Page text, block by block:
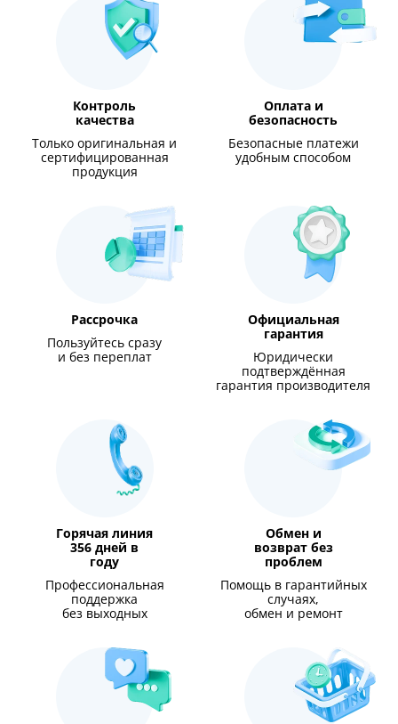
Контроль
качества
Только оригинальная и
сертифицированная
продукция
Оплата и
безопасность
Безопасные платежи
удобным способом
Рассрочка
Пользуйтесь сразу
и без переплат
Официальная
гарантия
Юридически
подтверждённая
гарантия производителя
Горячая линия
356 дней в
году
Профессиональная
поддержка
без выходных
Обмен и
возврат без
проблем
Помощь в гарантийных
случаях,
обмен и ремонт